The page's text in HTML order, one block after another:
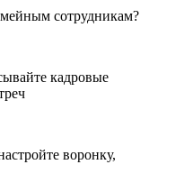
сотрудникам?
кадровые
воронку,